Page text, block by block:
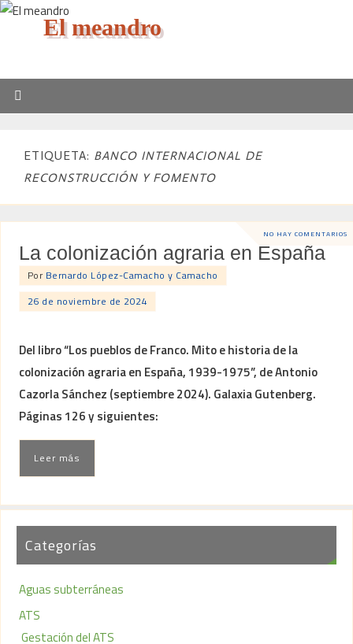
El meandro
ETIQUETA: BANCO INTERNACIONAL DE
RECONSTRUCCIÓN Y FOMENTO
NO HAY COMENTARIOS
La colonización agraria en España
Por Bernardo López-Camacho y Camacho
26 de noviembre de 2024
Del libro “Los pueblos de Franco. Mito e historia de la
colonización agraria en España, 1939-1975”, de Antonio
Cazorla Sánchez (septiembre 2024). Galaxia Gutenberg.
Páginas 126 y siguientes:
Leer más
Categorías
Aguas subterráneas
ATS
Gestación del ATS